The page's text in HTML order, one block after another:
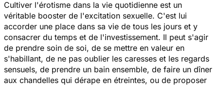
Cultiver l'érotisme dans la vie quotidienne est un
véritable booster de l'excitation sexuelle. C'est lui
accorder une place dans sa vie de tous les jours et y
consacrer du temps et de l'investissement. Il peut s'agir
de prendre soin de soi, de se mettre en valeur en
s'habillant, de ne pas oublier les caresses et les regards
sensuels, de prendre un bain ensemble, de faire un dîner
aux chandelles qui dérape en étreintes, ou de proposer